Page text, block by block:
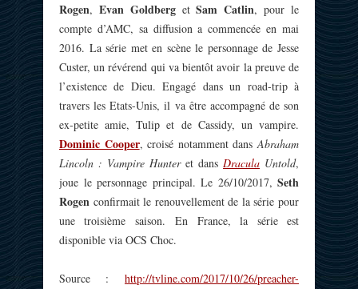
Rogen, Evan GoldbergetSam Catlin, pour le
compte d’AMC, sa diffusion a commencée en mai
2016. La série met en scène le personnage de Jesse
Custer, un révérend qui va bientôt avoir la preuve de
l’existence de Dieu. Engagé dans un road-trip à
travers les Etats-Unis, il va être accompagné de son
ex-petite amie, Tulip et de Cassidy, un vampire.
Dominic Cooper, croisé notamment dansAbraham
Lincoln : Vampire Hunteret dans Dracula Untold,
joue le personnage principal. Le 26/10/2017, Seth
Rogen confirmait le renouvellement de la série pour
une troisième saison. En France, la série est
disponible via OCS Choc.
Source : http://tvline.com/2017/10/26/preacher-